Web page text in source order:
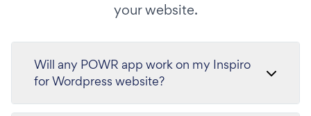
your website.
Will any POWR app work on my Inspiro
for Wordpress website?